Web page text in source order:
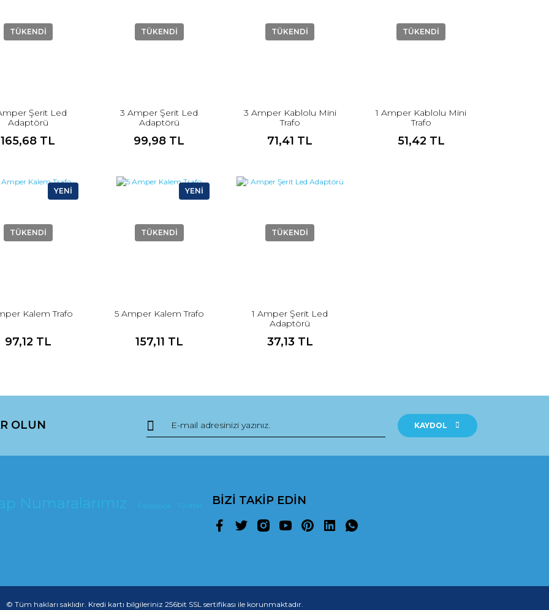
TÜKENDİ
Şerit Led
Adaptörü
165,68 TL
TÜKENDİ
3 Amper Şerit Led
Adaptörü
99,98 TL
TÜKENDİ
3 Amper Kablolu Mini
Trafo
71,41 TL
TÜKENDİ
1 Amper Kablolu Mini
Trafo
51,42 TL
YENİ
TÜKENDİ
Kalem Trafo
97,12 TL
YENİ
TÜKENDİ
5 Amper Kalem Trafo
157,11 TL
TÜKENDİ
1 Amper Şerit Led
Adaptörü
37,13 TL
OLUN KAYDOL
Numaralarımız Facebook Twitter BİZİ TAKİP EDİN
© Tüm hakları saklıdır. Kredi kartı bilgileriniz 256bit SSL sertifikası ile korunmaktadır.